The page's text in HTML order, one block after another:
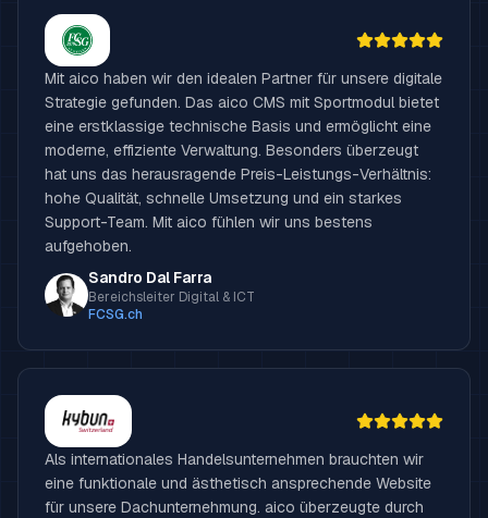
Mit aico haben wir den idealen Partner für unsere digitale
Strategie gefunden. Das aico CMS mit Sportmodul bietet
eine erstklassige technische Basis und ermöglicht eine
moderne, effiziente Verwaltung. Besonders überzeugt
hat uns das herausragende Preis-Leistungs-Verhältnis:
hohe Qualität, schnelle Umsetzung und ein starkes
Support-Team. Mit aico fühlen wir uns bestens
aufgehoben.
Sandro Dal Farra
Bereichsleiter Digital & ICT
FCSG.ch
Als internationales Handelsunternehmen brauchten wir
eine funktionale und ästhetisch ansprechende Website
für unsere Dachunternehmung. aico überzeugte durch